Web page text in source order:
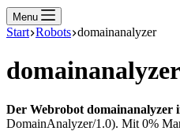
Menu
Start Robots domainanalyzer
domainanalyzer
Der Webrobot domainanalyzer
DomainAnalyzer/1.0). Mit 0%